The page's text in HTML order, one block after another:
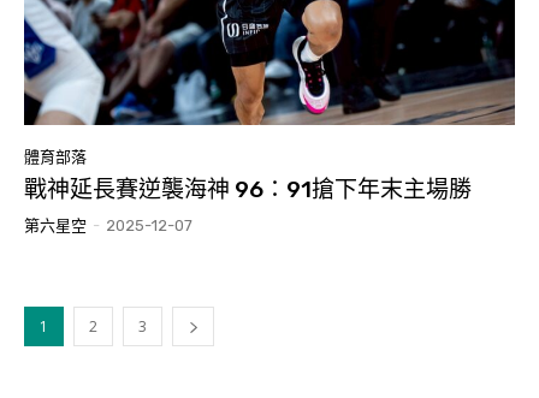
體育部落
戰神延長賽逆襲海神 96：91搶下年末主場勝
第六星空 - 2025-12-07
1 2 3